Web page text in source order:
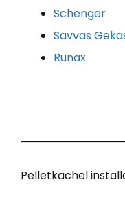
Schenger
Savvas
Runax
Pelletkachel